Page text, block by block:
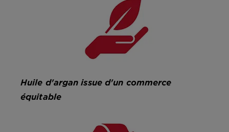
Huile d'argan issue d'un commerce
équitable